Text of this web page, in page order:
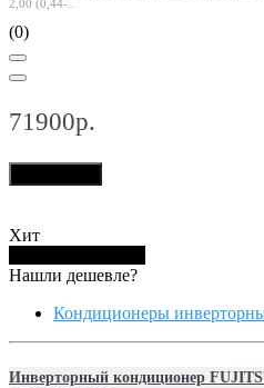
2,00 (0,44-..
(0)
71900р.
Хит
Нашли дешевле?
Кондиционеры
Инверторный кондиционер